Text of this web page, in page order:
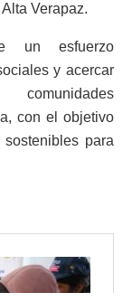
Verapaz.
un esfuerzo
y acercar
con el objetivo
para